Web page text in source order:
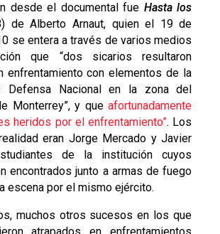
desde el documental fue Hasta los
de Alberto Arnaut, quien el 19 de
se entera a través de varios medios
que “dos sicarios resultaron
enfrentamiento con elementos de la
Defensa Nacional en la zona del
Monterrey”, y queafortunadamente
heridos por el enfrentamiento”. Los
eran Jorge Mercado y Javier
de la institución cuyos
encontrados junto a armas de fuego
escena por el mismo ejército.
muchos otros sucesos en los que